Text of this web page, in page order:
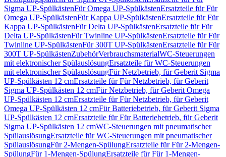
Sigma UP-SpülkästenFür Omega UP-SpülkästenErsatzteile für Für
Omega UP-SpülkästenFür Kappa UP-SpülkästenErsatzteile für Für
Kappa UP-SpülkästenFür Delta UP-SpülkästenErsatzteile für Für
Delta UP-SpülkästenFür Twinline UP-SpülkästenErsatzteile für Für
Twinline UP-SpülkästenFür 300T UP-SpülkästenErsatzteile für Für
300T UP-SpülkästenZubehörVerbrauchsmaterialWC-Steuerungen
mit elektronischer SpülauslösungErsatzteile für WC-Steuerungen
mit elektronischer SpülauslösungFür Netzbetrieb, für Geberit Sigma
UP-Spülkästen 12 cmErsatzteile für Für Netzbetrieb, für Geberit
Sigma UP-Spülkästen 12 cmFür Netzbetrieb, für Geberit Omega
UP-Spülkästen 12 cmErsatzteile für Für Netzbetrieb, für Geberit
Omega UP-Spülkästen 12 cmFür Batteriebetrieb, für Geberit Sigma
UP-Spülkästen 12 cmErsatzteile für Für Batteriebetrieb, für Geberit
Sigma UP-Spülkästen 12 cmWC-Steuerungen mit pneumatischer
SpülauslösungErsatzteile für WC-Steuerungen mit pneumatischer
SpülauslösungFür 2-Mengen-SpülungErsatzteile für Für 2-Mengen-
SpülungFür 1-Mengen-SpülungErsatzteile für Für 1-Mengen-